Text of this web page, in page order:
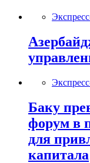
Баку
форум в
для
капитала